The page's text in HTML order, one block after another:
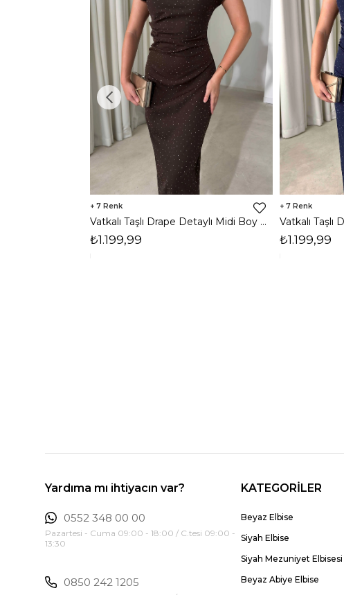
7
Vatkalı Taşlı Drape Detaylı Midi Boy Kahverengi Jesep Kadın Elbise 26Y282
₺1.199,99
7
₺1.199,99
Yardıma mı ihtiyacın var?
0552 348 00 00
Pazartesi - Cuma 09:00 - 18:00 / C.tesi 09:00 -
13:30
0850 242 1205
KATEGORİLER
Beyaz Elbise
Siyah Elbise
Siyah Mezuniyet Elbisesi
Beyaz Abiye Elbise